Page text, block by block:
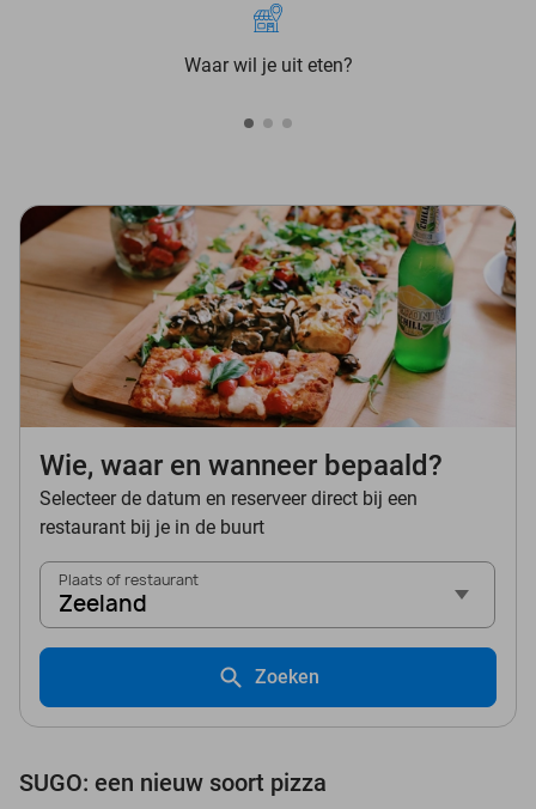
Waar wil je uit eten?
Wie, waar en wanneer bepaald?
Selecteer de datum en reserveer direct bij een
restaurant bij je in de buurt
Plaats of restaurant
Zeeland
Zoeken
SUGO: een nieuw soort pizza